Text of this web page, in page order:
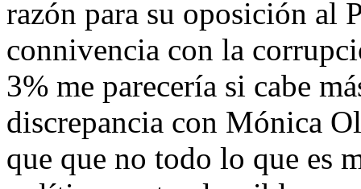
razón para su oposición al
connivencia con la
3% me parecería si cabe
discrepancia con Mónica
que que no todo lo que es